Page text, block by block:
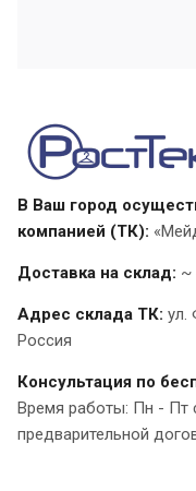
В Ваш город
компанией (ТК):
Доставка на склад: ~
Адрес склада ТК: ул.
Россия
Консультация по
Время работы: Пн - Пт
предварительной